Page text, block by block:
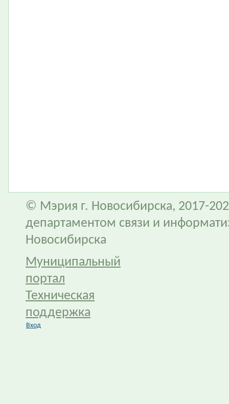
© Мэрия г. Новосибирска, 2017-
департаментом связи и
Новосибирска
Муниципальный
портал
Техническая
поддержка
Вход